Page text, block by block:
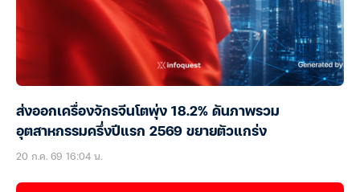
ส่งออกเครื่องจักรจีนโตพุ่ง 18.2% ดันภาพรวม
อุตสาหกรรมครึ่งปีแรก 2569 ขยายตัวแกร่ง
20 ก.ค. 69 16:04 น.